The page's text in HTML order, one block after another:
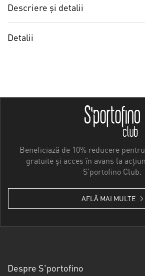
Descriere și detalii
Detalii
Beneficiază de 10% reducere
gratuite și acces în avans la
S'portofino Club.
AFLĂ MAI MULTE
Despre S'portofino